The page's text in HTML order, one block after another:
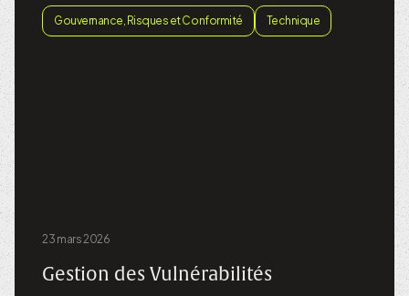
Gouvernance, Risques et Conformité Technique
23 mars 2026
Gestion des Vulnérabilités